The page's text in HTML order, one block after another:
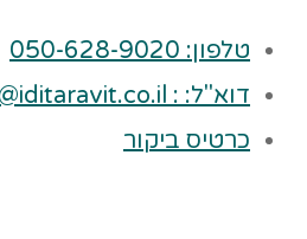
טלפון: 050-628-9020
דוא"ל: : idit@iditaravit.co.il
כרטיס ביקור